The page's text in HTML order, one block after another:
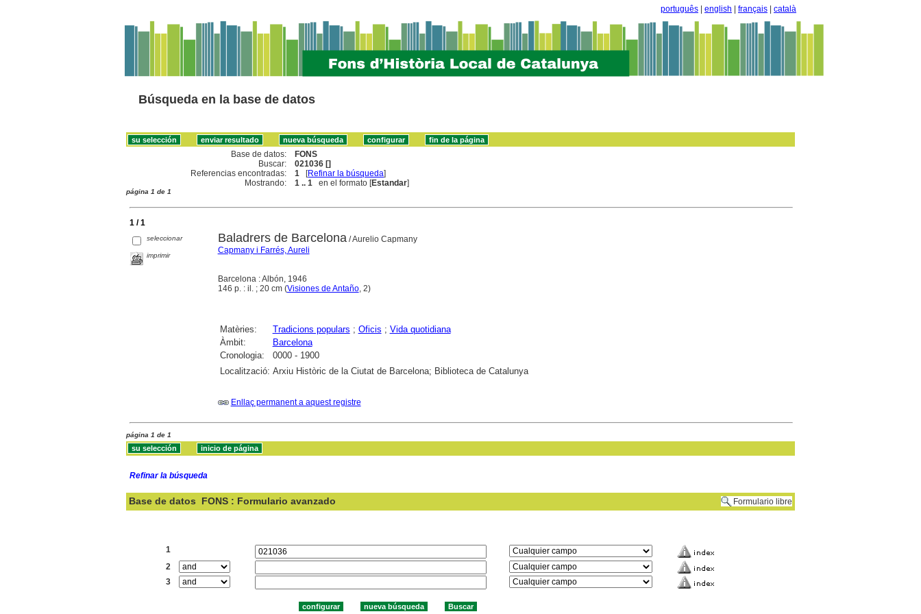
português english français català
Búsqueda en la base de datos
Base de datos:
FONS
Buscar:
021036 []
Referencias encontradas:
1 [Refinar la búsqueda]
Mostrando:
1 .. 1 en el formato [Estandar]
página 1 de 1
1 / 1
seleccionar
imprimir
Baladrers de Barcelona/ Aurelio Capmany
Capmany i Farrés, Aureli
Barcelona : Albón, 1946
146 p. : il. ; 20 cm (Visiones de Antaño, 2)
Matèries: Tradicions populars ; Oficis ; Vida quotidiana
Àmbit:
Barcelona
Cronologia:
0000 - 1900
Localització: Arxiu Històric de la Ciutat de Barcelona; Biblioteca de Catalunya
Enllaç permanent a aquest registre
página 1 de 1
Refinar la búsqueda
Base de datos FONS : Formulario avanzado Formulario libre
1
2
3